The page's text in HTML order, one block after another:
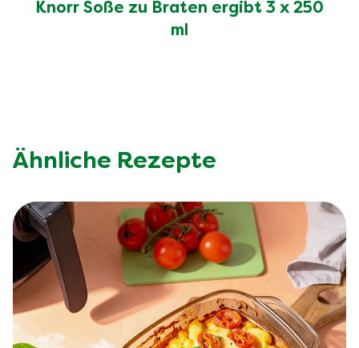
Knorr Soße zu Braten ergibt 3 x 250
ml
Ähnliche Rezepte